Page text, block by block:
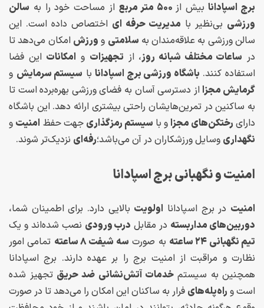
برج اسپادانابیش از از مساحت خود را به سالن
ورزشی بی‌نظیر با مدیریت حرفه ای اختصاص داده است. این
سالن ورزشی به علاقه‌مندان به سلامتی و ورزش امکان می‌دهد تا
در ساعات مختلف شبانه روز، از تجهیزات و امکانات این فضا
استفاده کنند. باشگاه ورزشی برج اسپادانابا سیستم سرمایش و
گرمایش مجزااز دسترسی آسان به فضای ورزشی بهره‌برده است تا
به ساکنین در تمرین‌هایشان راحتی بیشتری ارائه دهد. این باشگاه
دارای رختکن‌های مجزاو با سیستم رمزگذاری جهت حفظ امنیت و
نگهداری وسایل ورزشکاران در آن می‌باشد؛رفه‌ای نزدیک‌تر شوند.
امنیت و نگهبانی برج اسپادانا
امنیت در برج اسپادانا اولویت بالایی دارد. برای اطمینان شما،
دوربین‌های مداربسته در مقابل درب ورودی نصب شده‌اند و یک
تیم نگهبانی ۲۴ ساعته
به صورت سه شیفت ۸ ساعته
تمامی امور
نظارت و مراقبت از امنیت برج را بر عهده دارند. برج اسپادانا
همچنین به سیستمخدمات آتش‌نشانی ضد حریق تجهیز شده
است و راه‌پله‌های فرار به ساکنان این امکان را می‌دهد تا در صورت